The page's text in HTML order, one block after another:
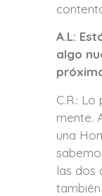
A.L:
algo
C.R.:
mente.
una
las dos